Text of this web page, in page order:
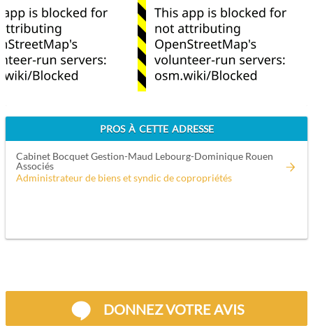
PROS À CETTE ADRESSE
Cabinet Bocquet Gestion-Maud Lebourg-Dominique Rouen
Associés
Administrateur de biens et syndic de copropriétés
DONNEZ VOTRE AVIS